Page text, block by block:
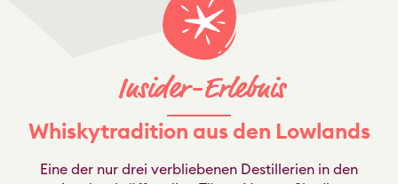
Whiskytradition aus den Lowlands
Eine der nur drei verbliebenen Destillerien in den